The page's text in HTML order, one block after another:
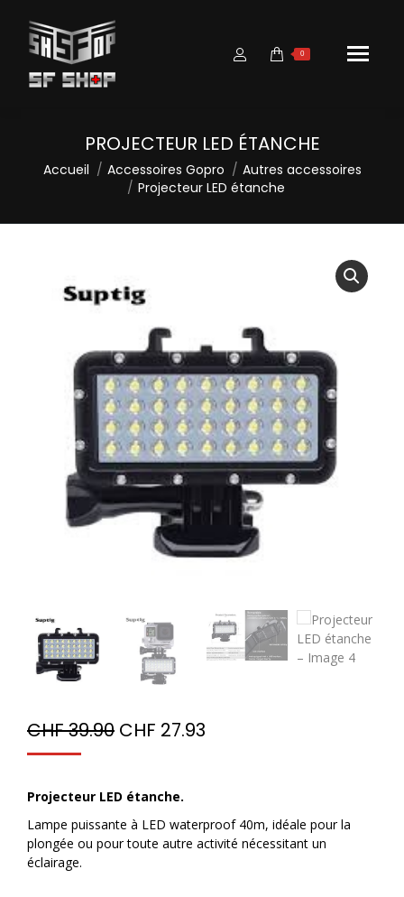
0
PROJECTEUR LED ÉTANCHE
Vous êtes ici :
Accueil Accessoires Gopro
Autres accessoires
Projecteur LED étanche
CHF39.90 CHF 27.93
Projecteur LED étanche.
Lampe puissante à LED waterproof 40m, idéale pour la
plongée ou pour toute autre activité nécessitant un
éclairage.